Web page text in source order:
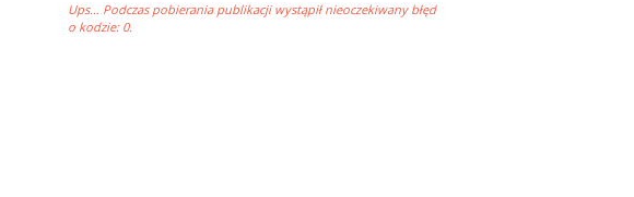
Ups… Podczas pobierania publikacji wystąpił nieoczekiwany błęd
o kodzie: 0.